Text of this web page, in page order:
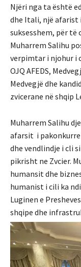
Njëri nga ta është
dhe Itali, një afarist
suksesshem, për
Muharrem Salihu
verpimtar i njohur i
OJQ AFEDS,
Medvegjë dhe
zvicerane në shqip
Muharrem Salihu
afarsit i
dhe vendlindje i cli
pikrisht ne Zvcier.
humansit dhe
humanist i cili ka
Luginen e
shqipe dhe